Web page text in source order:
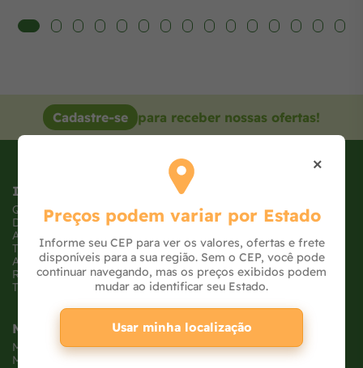
Cadastre-se para receber nossas ofertas!
Institucional
Quem somos
Dúvidas frequentes
Atendimento
Trabalhe conosco
Ajude uma ONG
Receba Ofertas
Tabloide de Ofertas
Minha Conta
Meus pedidos
Meus dados
×
Preços podem variar por Estado
Informe seu CEP para ver os valores, ofertas e frete
disponíveis para a sua região. Sem o CEP, você pode
continuar navegando, mas os preços exibidos podem
mudar ao identificar seu Estado.
Usar minha localização